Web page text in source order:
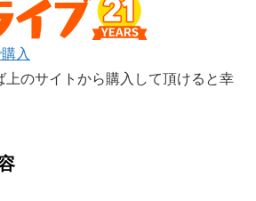
入
上のサイトから購入して頂けると幸